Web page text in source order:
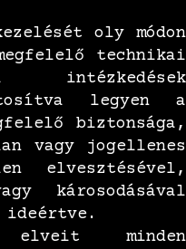
oly módon
technikai
intézkedések
legyen a
biztonsága,
vagy jogellenes
elvesztésével,
károsodásával
ideértve.
elveit minden